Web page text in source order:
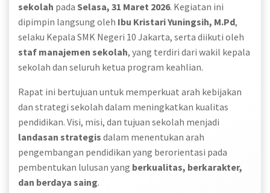
sekolah pada Selasa, 31 Maret 2026. Kegiatan ini
dipimpin langsung oleh Ibu Kristari Yuningsih, M.Pd,
selaku Kepala SMK Negeri 10 Jakarta, serta diikuti oleh
staf manajemen sekolah, yang terdiri dari wakil kepala
sekolah dan seluruh ketua program keahlian.
Rapat ini bertujuan untuk memperkuat arah kebijakan
dan strategi sekolah dalam meningkatkan kualitas
pendidikan. Visi, misi, dan tujuan sekolah menjadi
landasan strategis dalam menentukan arah
pengembangan pendidikan yang berorientasi pada
pembentukan lulusan yang berkualitas, berkarakter,
dan berdaya saing.